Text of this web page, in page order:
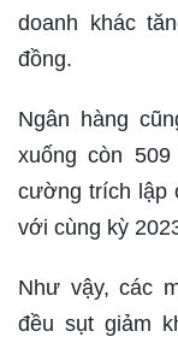
doanh khác
đồng.
Ngân hàng
xuống còn
cường trích lập
với cùng kỳ
Như vậy, các
đều sụt giảm